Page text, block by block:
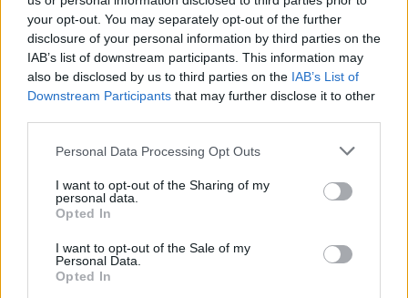
your opt-out. You may separately opt-out of the further
disclosure of your personal information by third parties on the
IAB’s list of downstream participants. This information may
also be disclosed by us to third parties on the IAB’s List of
Downstream Participants that may further disclose it to other
Please note that this website/app uses one or more Google
not limited to your visit or usage behaviour. You may click to
grant or deny consent to Google and its third-party tags to
use your data for below specified purposes in below Google
consent section.
Personal Data Processing Opt Outs
I want to opt-out of the Sharing of my
personal data.
Opted In
I want to opt-out of the Sale of my
Personal Data.
Opted In
Három meghatározó épületét is fejlesztette
Salgótarján
Helyi hírek